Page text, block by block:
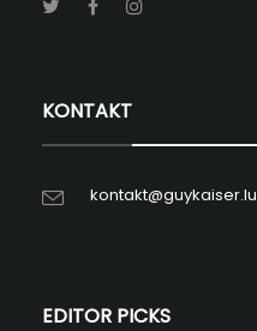
KONTAKT
kontakt@guykaiser.lu
EDITOR PICKS